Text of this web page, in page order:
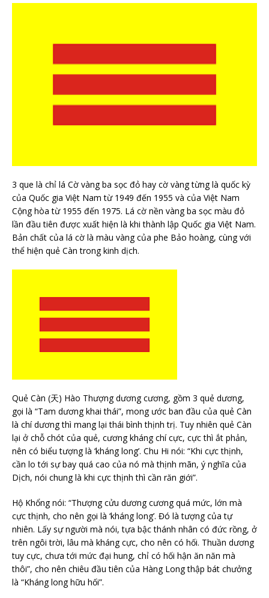
3 que là chỉ lá Cờ vàng ba sọc đỏ hay cờ vàng từng là quốc kỳ
của Quốc gia Việt Nam từ 1949 đến 1955 và của Việt Nam
Cộng hòa từ 1955 đến 1975. Lá cờ nền vàng ba sọc màu đỏ
lần đầu tiên được xuất hiện là khi thành lập Quốc gia Việt Nam.
Bản chất của lá cờ là màu vàng của phe Bảo hoàng, cùng với
thể hiện quẻ Càn trong kinh dịch.
Quẻ Càn (天) Hào Thượng dương cương, gồm 3 quẻ dương,
gọi là “Tam dương khai thái”, mong ước ban đầu của quẻ Càn
là chí dương thì mang lại thái bình thịnh trị. Tuy nhiên quẻ Càn
lại ở chỗ chót của quẻ, cương kháng chí cực, cực thì ắt phản,
nên có biểu tượng là ‘kháng long’. Chu Hi nói: “Khi cực thịnh,
cần lo tới sự bay quá cao của nó mà thịnh mãn, ý nghĩa của
Dịch, nói chung là khi cực thịnh thì cần răn giới”.
Hộ Khổng nói: “Thượng cửu dương cương quá mức, lớn mà
cực thịnh, cho nên gọi là ‘kháng long’. Đó là tượng của tự
nhiên. Lấy sự người mà nói, tựa bậc thánh nhân có đức rồng, ở
trên ngôi trời, lâu mà kháng cực, cho nên có hối. Thuần dương
tuy cực, chưa tới mức đại hung, chỉ có hối hận ăn năn mà
thôi”, cho nên chiêu đầu tiên của Hàng Long thập bát chưởng
là “Kháng long hữu hối”.